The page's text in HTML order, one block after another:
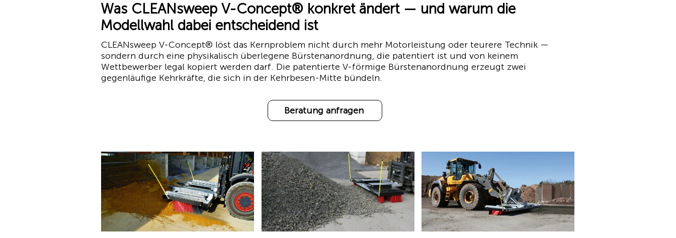
Was CLEANsweep V-Concept® konkret ändert — und warum die
Modellwahl dabei entscheidend ist
CLEANsweep V-Concept® löst das Kernproblem nicht durch mehr Motorleistung oder teurere Technik —
sondern durch eine physikalisch überlegene Bürstenanordnung, die patentiert ist und von keinem
Wettbewerber legal kopiert werden darf. Die patentierte V-förmige Bürstenanordnung erzeugt zwei
gegenläufige Kehrkräfte, die sich in der Kehrbesen-Mitte bündeln.
Beratung anfragen